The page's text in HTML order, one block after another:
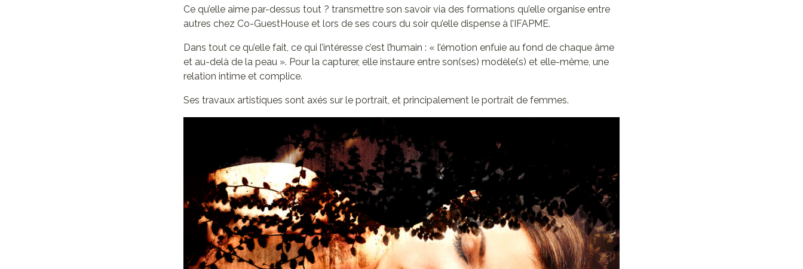
Ce qu’elle aime par-dessus tout ? transmettre son savoir via des formations qu’elle organise entre
autres chez Co-GuestHouse et lors de ses cours du soir qu’elle dispense à l’IFAPME.
Dans tout ce qu’elle fait, ce qui l’intéresse c’est l’humain : « l’émotion enfuie au fond de chaque âme
et au-delà de la peau ». Pour la capturer, elle instaure entre son(ses) modèle(s) et elle-même, une
relation intime et complice.
Ses travaux artistiques sont axés sur le portrait, et principalement le portrait de femmes.